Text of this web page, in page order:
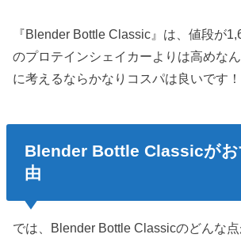
『Blender Bottle Classic』は、値段が
のプロテインシェイカーよりは高めな
に考えるならかなりコスパは良いです！
Blender Bottle Classicがお
由
では、Blender Bottle Classicのどんな